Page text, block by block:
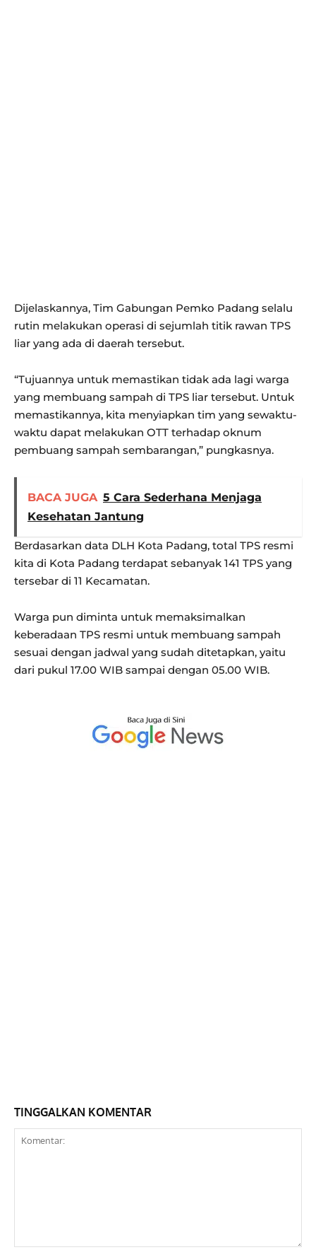
Dijelaskannya, Tim Gabungan Pemko Padang selalu
rutin melakukan operasi di sejumlah titik rawan TPS
liar yang ada di daerah tersebut.
“Tujuannya untuk memastikan tidak ada lagi warga
yang membuang sampah di TPS liar tersebut. Untuk
memastikannya, kita menyiapkan tim yang sewaktu-
waktu dapat melakukan OTT terhadap oknum
pembuang sampah sembarangan,” pungkasnya.
BACA JUGA 5 Cara Sederhana Menjaga
Kesehatan Jantung
Berdasarkan data DLH Kota Padang, total TPS resmi
kita di Kota Padang terdapat sebanyak 141 TPS yang
tersebar di 11 Kecamatan.
Warga pun diminta untuk memaksimalkan
keberadaan TPS resmi untuk membuang sampah
sesuai dengan jadwal yang sudah ditetapkan, yaitu
dari pukul 17.00 WIB sampai dengan 05.00 WIB.
TINGGALKAN KOMENTAR